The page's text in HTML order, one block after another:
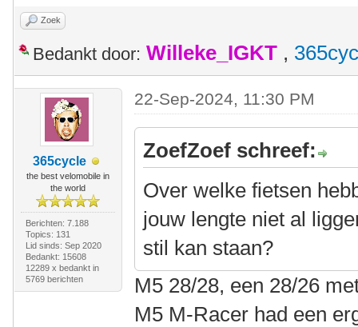
Zoek
Bedankt door: Willeke_IGKT ,
365cycle
the best velomobile in
the world
Berichten: 7.188
Topics: 131
Lid sinds: Sep 2020
Bedankt: 15608
12289 x bedankt in
5769 berichten
22-Sep-2024, 11:30 PM
ZoefZoef schreef:
Over welke fietsen
jouw lengte niet al
stil kan staan?
M5 28/28, een 28/26
M5 M-Racer had een